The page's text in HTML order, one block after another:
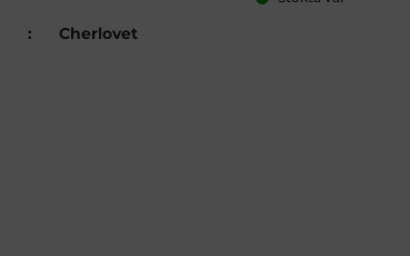
Cherlovet